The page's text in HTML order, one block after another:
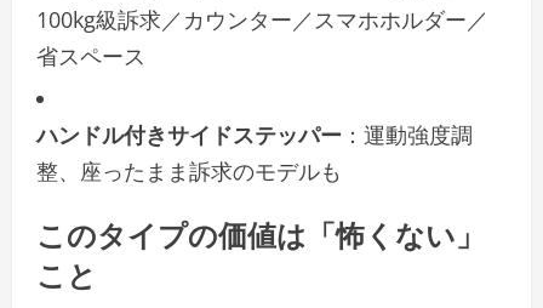
100kg級訴求／カウンター／スマホホルダー／
省スペース
ハンドル付きサイドステッパー ：運動強度調
整、座ったまま訴求のモデルも
このタイプの価値は「怖くない」
こと